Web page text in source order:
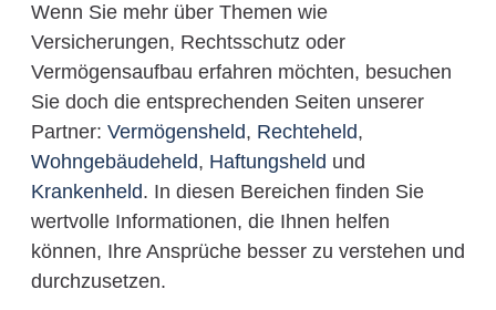
Wenn Sie mehr über Themen wie
Versicherungen, Rechtsschutz oder
Vermögensaufbau erfahren möchten, besuchen
Sie doch die entsprechenden Seiten unserer
Partner: Vermögensheld, Rechteheld,
Wohngebäudeheld, Haftungsheld und
Krankenheld. In diesen Bereichen finden Sie
wertvolle Informationen, die Ihnen helfen
können, Ihre Ansprüche besser zu verstehen und
durchzusetzen.